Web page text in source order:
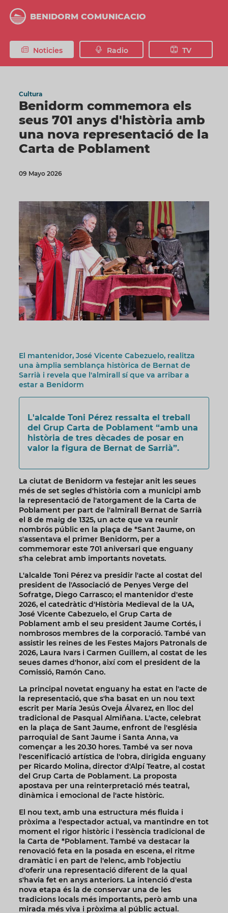
contingut
BENIDORM COMUNICACIO
Noticies Radio TV
Cultura
Benidorm commemora els
seus 701 anys d'història amb
una nova representació de la
Carta de Poblament
09 Mayo 2026
El mantenidor, José Vicente Cabezuelo, realitza
una àmplia semblança històrica de Bernat de
Sarrià i revela que l'almirall sí que va arribar a
estar a Benidorm
L'alcalde Toni Pérez ressalta el treball
del Grup Carta de Poblament “amb una
història de tres dècades de posar en
valor la figura de Bernat de Sarrià”.
La ciutat de Benidorm va festejar anit les seues
més de set segles d'història com a municipi amb
la representació de l'atorgament de la Carta de
Poblament per part de l'almirall Bernat de Sarrià
el 8 de maig de 1325, un acte que va reunir
nombrós públic en la plaça de *Sant Jaume, on
s'assentava el primer Benidorm, per a
commemorar este 701 aniversari que enguany
s'ha celebrat amb importants novetats.
L'alcalde Toni Pérez va presidir l'acte al costat del
president de l'Associació de Penyes Verge del
Sofratge, Diego Carrasco; el mantenidor d'este
2026, el catedràtic d'Història Medieval de la UA,
José Vicente Cabezuelo, el Grup Carta de
Poblament amb el seu president Jaume Cortés, i
nombrosos membres de la corporació. També van
assistir les reines de les Festes Majors Patronals de
2026, Laura Ivars i Carmen Guillem, al costat de les
seues dames d'honor, així com el president de la
Comissió, Ramón Cano.
La principal novetat enguany ha estat en l'acte de
la representació, que s'ha basat en un nou text
escrit per María Jesús Oveja Álvarez, en lloc del
tradicional de Pasqual Almiñana. L'acte, celebrat
en la plaça de Sant Jaume, enfront de l'església
parroquial de Sant Jaume i Santa Anna, va
començar a les 20.30 hores. També va ser nova
l'escenificació artística de l'obra, dirigida enguany
per Ricardo Molina, director d'Alpí Teatre, al costat
del Grup Carta de Poblament. La proposta
apostava per una reinterpretació més teatral,
dinàmica i emocional de l'acte històric.
El nou text, amb una estructura més fluida i
pròxima a l'espectador actual, va mantindre en tot
moment el rigor històric i l'essència tradicional de
la Carta de *Poblament. També va destacar la
renovació feta en la posada en escena, el ritme
dramàtic i en part de l'elenc, amb l'objectiu
d'oferir una representació diferent de la qual
s'havia fet en anys anteriors. La intenció d'esta
nova etapa és la de conservar una de les
tradicions locals més importants, però amb una
mirada més viva i pròxima al públic actual.